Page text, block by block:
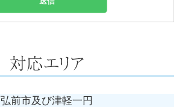
弘前市及び津軽一円